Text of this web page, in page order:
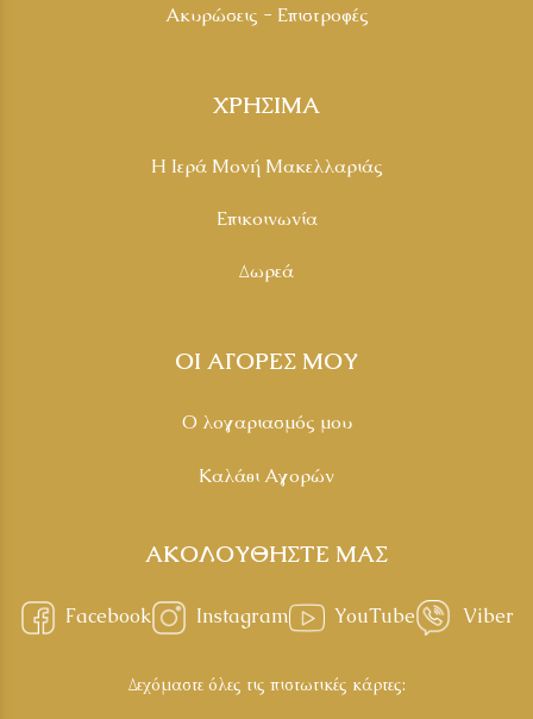
Ακυρώσεις - Επιστροφές
ΧΡΗΣΙΜΑ
Η Ιερά Μονή Μακελλαριάς
Επικοινωνία
Δωρεά
ΟΙ ΑΓΟΡΕΣ ΜΟΥ
Ο λογαριασμός μου
Καλάθι Αγορών
ΑΚΟΛΟΥΘΗΣΤΕ ΜΑΣ
Facebook Instagram YouTube Viber
Δεχόμαστε όλες τις πιστωτικές κάρτες: